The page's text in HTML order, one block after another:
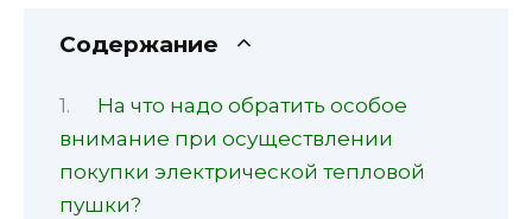
Содержание
На что надо обратить особое
внимание при осуществлении
покупки электрической тепловой
пушки?